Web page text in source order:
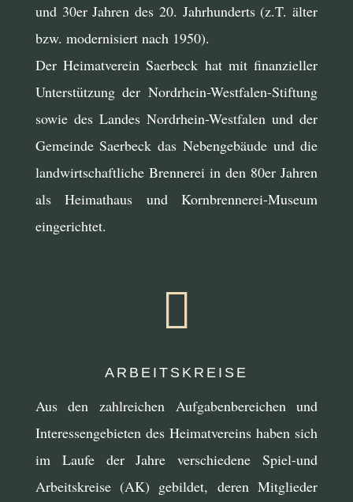
und 30er Jahren des 20. Jahrhunderts (z.T. älter
bzw. modernisiert nach 1950).
Der Heimatverein Saerbeck hat mit finanzieller
Unterstützung der Nordrhein-Westfalen-Stiftung
sowie des Landes Nordrhein-Westfalen und der
Gemeinde Saerbeck das Nebengebäude und die
landwirtschaftliche Brennerei in den 80er Jahren
als Heimathaus und Kornbrennerei-Museum
eingerichtet.

ARBEITSKREISE
Aus den zahlreichen Aufgabenbereichen und
Interessengebieten des Heimatvereins haben sich
im Laufe der Jahre verschiedene Spiel-und
Arbeitskreise (AK) gebildet, deren Mitglieder